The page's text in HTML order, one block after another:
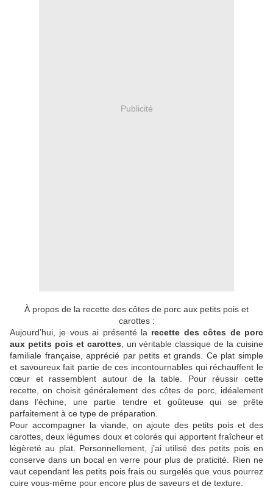
Publicité
À propos de la recette des côtes de porc aux petits pois et
carottes :
Aujourd’hui, je vous ai présenté la recette des côtes de porc
aux petits pois et carottes , un véritable classique de la cuisine
familiale française, apprécié par petits et grands. Ce plat simple
et savoureux fait partie de ces incontournables qui réchauffent le
cœur et rassemblent autour de la table. Pour réussir cette
recette, on choisit généralement des côtes de porc, idéalement
dans l’échine, une partie tendre et goûteuse qui se prête
parfaitement à ce type de préparation.
Pour accompagner la viande, on ajoute des petits pois et des
carottes, deux légumes doux et colorés qui apportent fraîcheur et
légèreté au plat. Personnellement, j’ai utilisé des petits pois en
conserve dans un bocal en verre pour plus de praticité. Rien ne
vaut cependant les petits pois frais ou surgelés que vous pourrez
cuire vous-même pour encore plus de saveurs et de texture.